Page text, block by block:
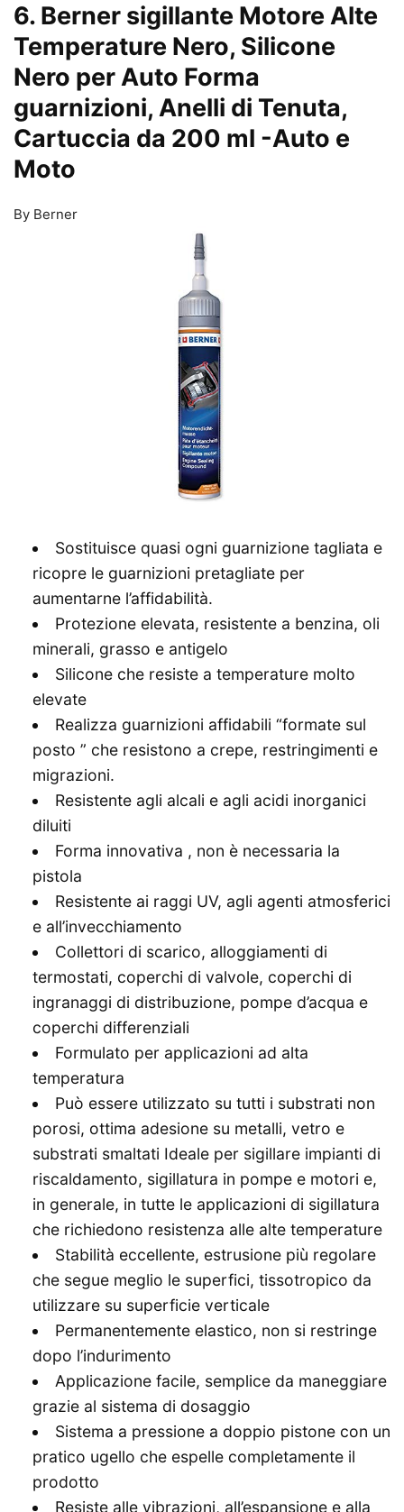
6. Berner sigillante Motore Alte
Temperature Nero, Silicone
Nero per Auto Forma
guarnizioni, Anelli di Tenuta,
Cartuccia da 200 ml -Auto e
Moto
By Berner
Sostituisce quasi ogni guarnizione tagliata e
ricopre le guarnizioni pretagliate per
aumentarne l’affidabilità.
Protezione elevata, resistente a benzina, oli
minerali, grasso e antigelo
Silicone che resiste a temperature molto
elevate
Realizza guarnizioni affidabili “formate sul
posto ” che resistono a crepe, restringimenti e
migrazioni.
Resistente agli alcali e agli acidi inorganici
diluiti
Forma innovativa , non è necessaria la
pistola
Resistente ai raggi UV, agli agenti atmosferici
e all’invecchiamento
Collettori di scarico, alloggiamenti di
termostati, coperchi di valvole, coperchi di
ingranaggi di distribuzione, pompe d’acqua e
coperchi differenziali
Formulato per applicazioni ad alta
temperatura
Può essere utilizzato su tutti i substrati non
porosi, ottima adesione su metalli, vetro e
substrati smaltati Ideale per sigillare impianti di
riscaldamento, sigillatura in pompe e motori e,
in generale, in tutte le applicazioni di sigillatura
che richiedono resistenza alle alte temperature
Stabilità eccellente, estrusione più regolare
che segue meglio le superfici, tissotropico da
utilizzare su superficie verticale
Permanentemente elastico, non si restringe
dopo l’indurimento
Applicazione facile, semplice da maneggiare
grazie al sistema di dosaggio
Sistema a pressione a doppio pistone con un
pratico ugello che espelle completamente il
prodotto
Resiste alle vibrazioni, all’espansione e alla